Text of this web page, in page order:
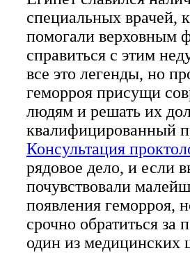
специальных врачей,
помогали верховным
справиться с этим
все это легенды, но
геморроя присущи
людям и решать их
квалифицированный
Консультация
рядовое дело, и если
почувствовали
появления геморроя,
срочно обратиться
один из медицинских